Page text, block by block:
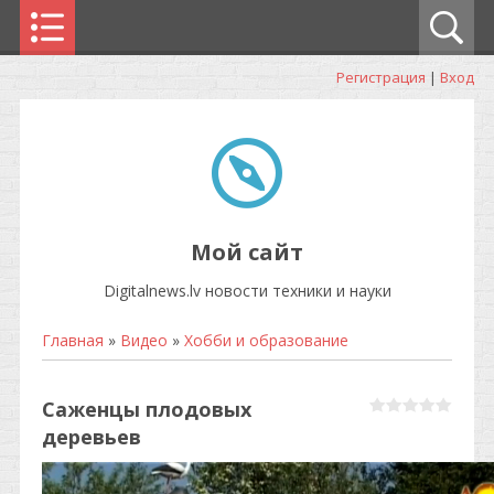
Регистрация | Вход
Мой сайт
Digitalnews.lv новости техники и науки
Главная » Видео » Хобби и образование
Саженцы плодовых
деревьев